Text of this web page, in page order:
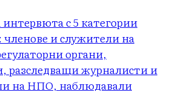
с 5 категории
и служители на
органи,
разследващи журналисти и
на НПО, наблюдавали